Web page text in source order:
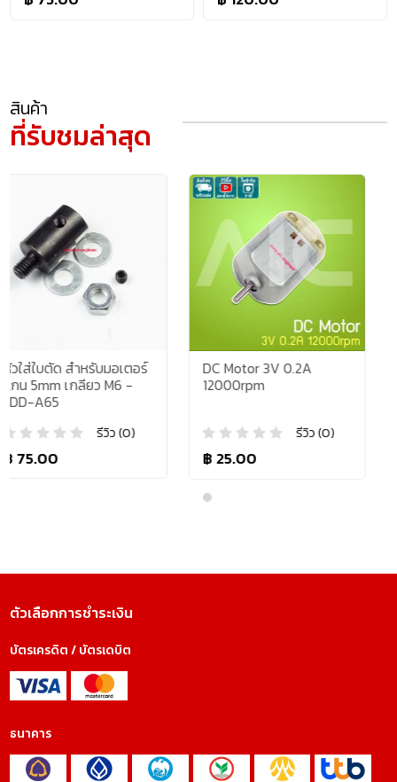
สินค้า
ที่รับชมล่าสุด
อเตอร์
-
ว (0)
DC Motor 3V 0.2A
12000rpm
รีวิว (0)
ฉากยึดมอเตอร์ท
ตัวเลือกการชำระเงิน
บัตรเครดิต / บัตรเดบิต
ธนาคาร